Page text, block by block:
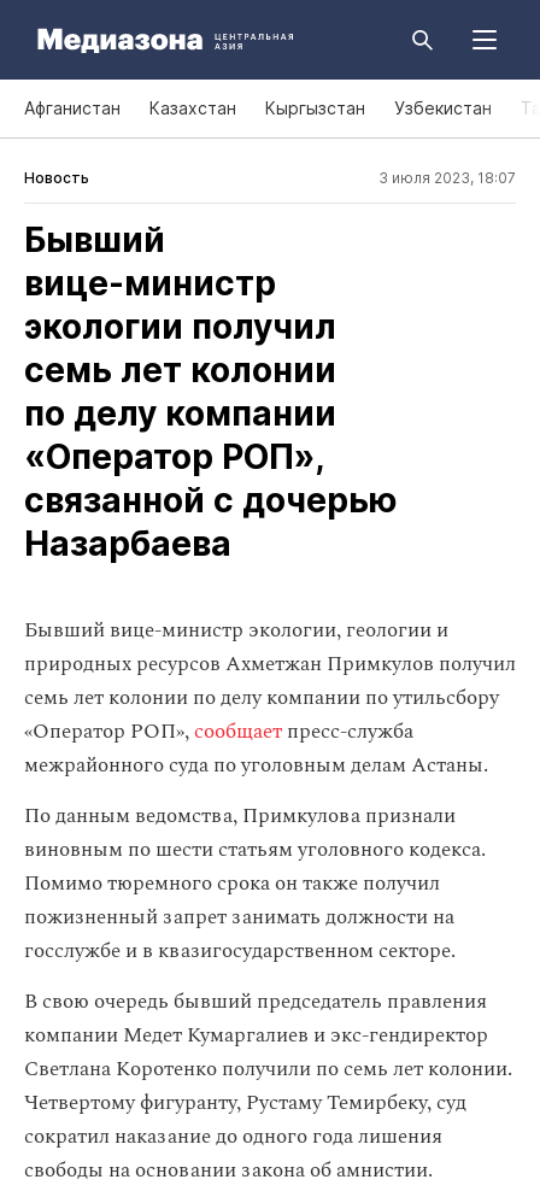
Афганистан Казахстан Кыргызстан Узбекистан
Новость 3 июля 2023, 18:07
Бывший
вице‑министр
экологии получил
семь лет колонии
по делу компании
«Оператор РОП»,
связанной с дочерью
Назарбаева
Бывший вице-министр экологии, геологии и
природных ресурсов Ахметжан Примкулов получил
семь лет колонии по делу компании по утильсбору
«Оператор РОП»,сообщаетпресс-служба
межрайонного суда по уголовным делам Астаны.
По данным ведомства, Примкулова признали
виновным по шести статьям уголовного кодекса.
Помимо тюремного срока он также получил
пожизненный запрет занимать должности на
госслужбе и в квазигосударственном секторе.
В свою очередь бывший председатель правления
компании Медет Кумаргалиев и экс-гендиректор
Светлана Коротенко получили по семь лет колонии.
Четвертому фигуранту, Рустаму Темирбеку, суд
сократил наказание до одного года лишения
свободы на основании закона об амнистии.